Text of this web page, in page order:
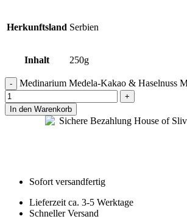
Herkunftsland Serbien
Inhalt 250g
Medinarium Medela-Kakao & Haselnuss
In den Warenkorb
Sofort versandfertig
Lieferzeit ca. 3-5 Werktage
Schneller Versand